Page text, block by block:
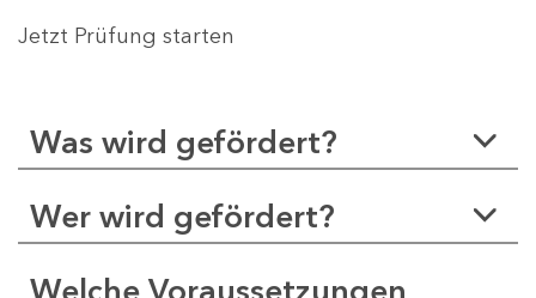
Jetzt Prüfung starten
Was wird gefördert?
Wer wird gefördert?
Welche Voraussetzungen